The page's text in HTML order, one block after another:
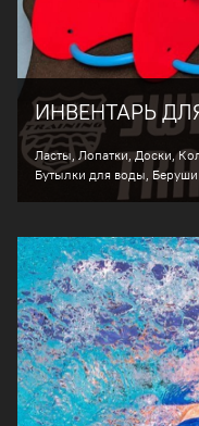
ИНВЕНТАРЬ
Ласты, Лопатки, Доски,
Бутылки для воды, Беруши